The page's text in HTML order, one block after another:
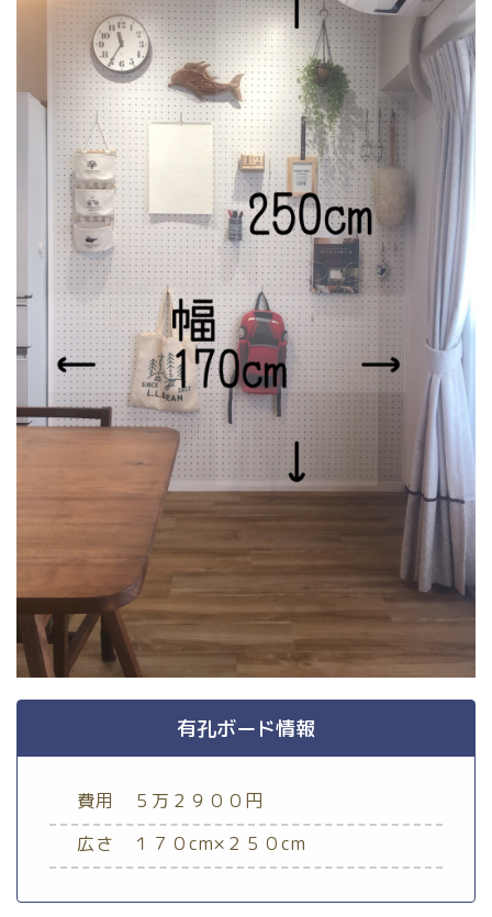
有孔ボード情報
費用 ５万２９００円
広さ １７０cm×２５０cm